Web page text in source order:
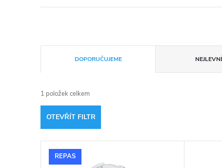
a
z
e
n
DOPORUČUJEME
1 položek celkem
OTEVŘÍT FILTR
VREPAS